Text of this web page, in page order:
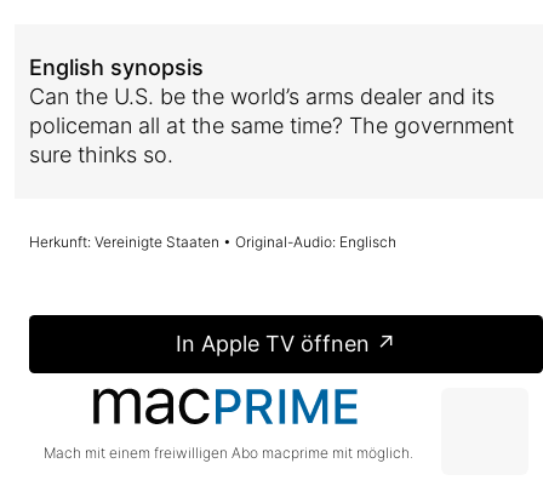
English synopsis
Can the U.S. be the world’s arms dealer and its
policeman all at the same time? The government
sure thinks so.
Herkunft: Vereinigte Staaten • Original-Audio: Englisch
In Apple TV öffnen ↗
Mach mit einem freiwilligen Abo macprime mit möglich.